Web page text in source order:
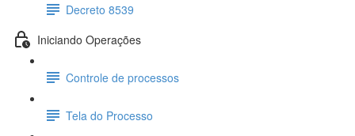
Decreto 8539
Iniciando Operações
Controle de processos
Tela do Processo